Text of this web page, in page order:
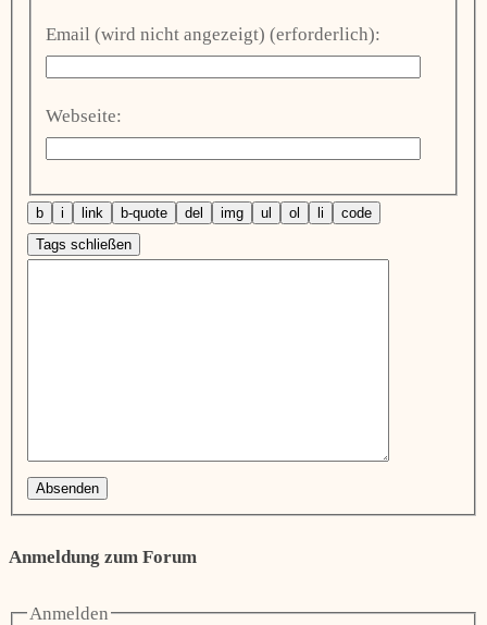
Email (wird nicht angezeigt) (erforderlich):
Webseite:
Absenden
Anmeldung zum Forum
Anmelden